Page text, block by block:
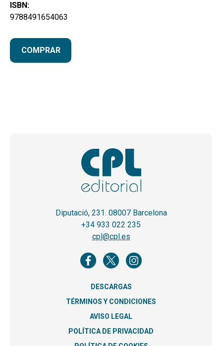
ISBN:
9788491654063
COMPRAR
Diputació, 231. 08007 Barcelona
+34 933 022 235
cpl@cpl.es
DESCARGAS
TÉRMINOS Y CONDICIONES
AVISO LEGAL
POLÍTICA DE PRIVACIDAD